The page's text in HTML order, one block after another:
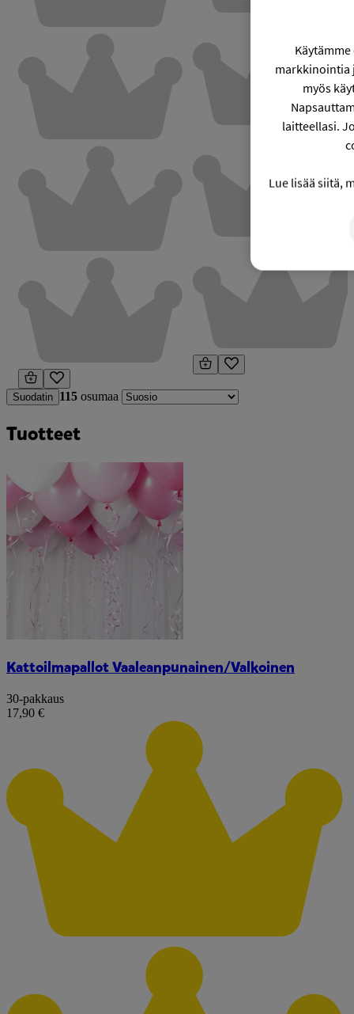
Suodatin 115 osumaa
Tuotteet
Kattoilmapallot Vaaleanpunainen/Valkoinen
30-pakkaus
17,90 €
markkinointia
myös
laitteellasi.
Lue lisää siitä,